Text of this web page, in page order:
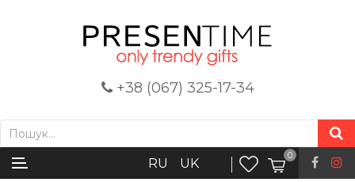
+38 (067) 325-17-34
RU UK
0